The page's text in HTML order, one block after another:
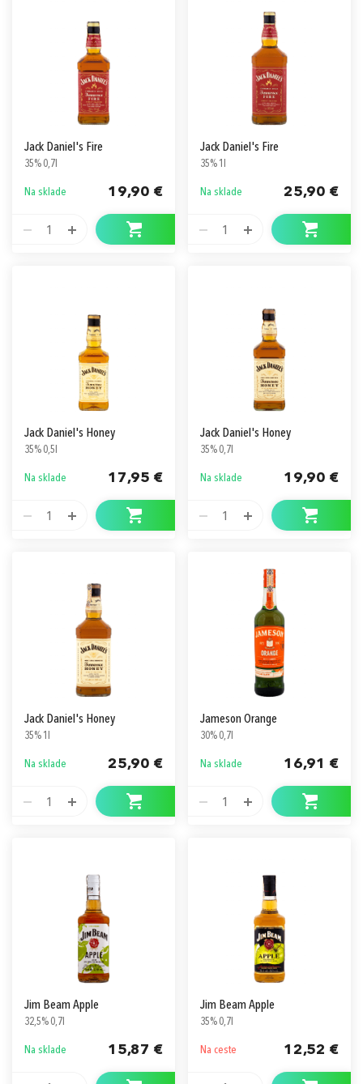
Jack Daniel's Fire
35% 0,7l
Na sklade 19,90 €
1
Jack Daniel's Fire
35% 1l
Na sklade 25,90 €
1
Jack Daniel's Honey
35% 0,5l
Na sklade 17,95 €
1
Jack Daniel's Honey
35% 0,7l
Na sklade 19,90 €
1
Jack Daniel's Honey
35% 1l
Na sklade 25,90 €
1
Jameson Orange
30% 0,7l
Na sklade 16,91 €
1
Jim Beam Apple
32,5% 0,7l
Na sklade 15,87 €
Jim Beam Apple
35% 0,7l
Na ceste 12,52 €